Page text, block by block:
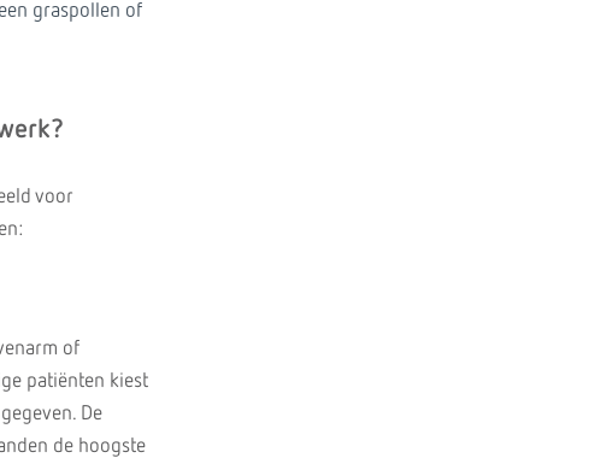
graspollen of
voor
of
patiënten kiest
De
de hoogste